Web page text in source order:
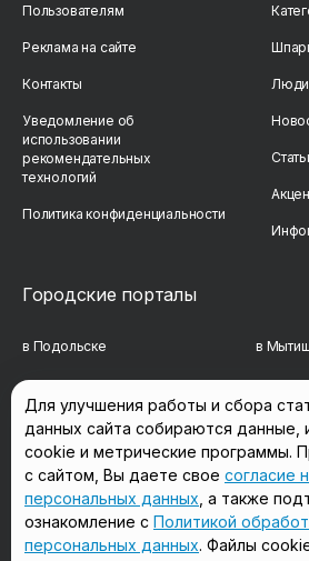
Пользователям
Реклама на сайте
Контакты
Уведомление об
использовании
рекомендательных
технологий
Политика конфиденциальности
Люди
Городские порталы
в Подольске в
в Сергиевом Посаде в
в Красногорске в
в Домодедово в
Для улучшения работы и сбора
данных сайта собираются данные,
cookie и метрические программы.
с сайтом, Вы даете свое согласие
персональных данных , а также
ознакомление с Политикой
персональных данных. Файлы